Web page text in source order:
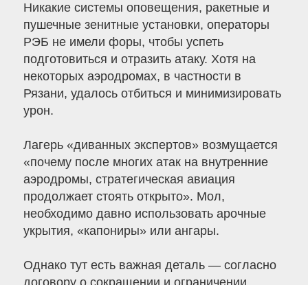
Никакие системы оповещения, ракетные и
пушечные зенитные установки, операторы
РЭБ не имели форы, чтобы успеть
подготовиться и отразить атаку. Хотя на
некоторых аэродромах, в частности в
Рязани, удалось отбиться и минимизировать
урон.
Лагерь «диванных экспертов» возмущается
«почему после многих атак на внутренние
аэродромы, стратегическая авиация
продолжает стоять открыто». Мол,
необходимо давно использовать арочные
укрытия, «капониры» или ангары.
Однако тут есть важная деталь — согласно